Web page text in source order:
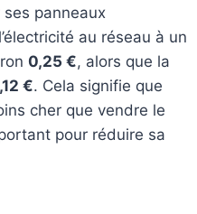
ses panneaux
au réseau à un
0,25 €, alors que la
€. Cela signifie que
cher que vendre le
pour réduire sa